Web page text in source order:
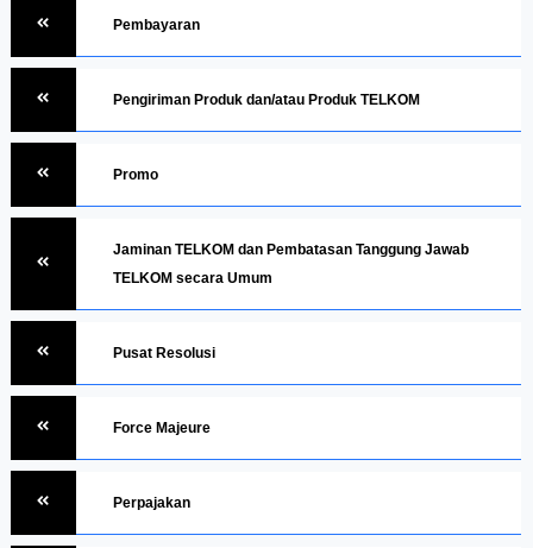
Pembayaran
Pengiriman Produk dan/atau Produk TELKOM
Promo
Jaminan TELKOM dan Pembatasan Tanggung Jawab
TELKOM secara Umum
Pusat Resolusi
Force Majeure
Perpajakan